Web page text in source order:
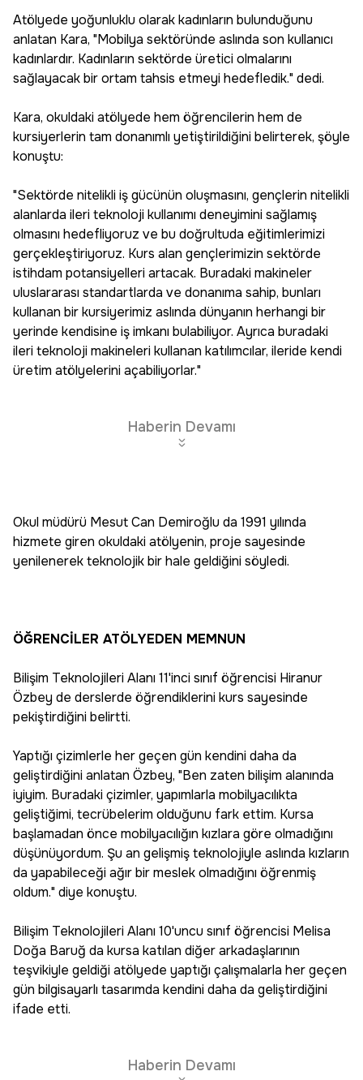
Atölyede yoğunluklu olarak kadınların bulunduğunu
anlatan Kara, "Mobilya sektöründe aslında son kullanıcı
kadınlardır. Kadınların sektörde üretici olmalarını
sağlayacak bir ortam tahsis etmeyi hedefledik." dedi.
Kara, okuldaki atölyede hem öğrencilerin hem de
kursiyerlerin tam donanımlı yetiştirildiğini belirterek, şöyle
konuştu:
"Sektörde nitelikli iş gücünün oluşmasını, gençlerin nitelikli
alanlarda ileri teknoloji kullanımı deneyimini sağlamış
olmasını hedefliyoruz ve bu doğrultuda eğitimlerimizi
gerçekleştiriyoruz. Kurs alan gençlerimizin sektörde
istihdam potansiyelleri artacak. Buradaki makineler
uluslararası standartlarda ve donanıma sahip, bunları
kullanan bir kursiyerimiz aslında dünyanın herhangi bir
yerinde kendisine iş imkanı bulabiliyor. Ayrıca buradaki
ileri teknoloji makineleri kullanan katılımcılar, ileride kendi
üretim atölyelerini açabiliyorlar."
Haberin Devamı
Okul müdürü Mesut Can Demiroğlu da 1991 yılında
hizmete giren okuldaki atölyenin, proje sayesinde
yenilenerek teknolojik bir hale geldiğini söyledi.
ÖĞRENCİLER ATÖLYEDEN MEMNUN
Bilişim Teknolojileri Alanı 11'inci sınıf öğrencisi Hiranur
Özbey de derslerde öğrendiklerini kurs sayesinde
pekiştirdiğini belirtti.
Yaptığı çizimlerle her geçen gün kendini daha da
geliştirdiğini anlatan Özbey, "Ben zaten bilişim alanında
iyiyim. Buradaki çizimler, yapımlarla mobilyacılıkta
geliştiğimi, tecrübelerim olduğunu fark ettim. Kursa
başlamadan önce mobilyacılığın kızlara göre olmadığını
düşünüyordum. Şu an gelişmiş teknolojiyle aslında kızların
da yapabileceği ağır bir meslek olmadığını öğrenmiş
oldum." diye konuştu.
Bilişim Teknolojileri Alanı 10'uncu sınıf öğrencisi Melisa
Doğa Baruğ da kursa katılan diğer arkadaşlarının
teşvikiyle geldiği atölyede yaptığı çalışmalarla her geçen
gün bilgisayarlı tasarımda kendini daha da geliştirdiğini
ifade etti.
Haberin Devamı